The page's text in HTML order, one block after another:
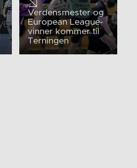
Verdensmester og
European League-
vinner kommer til
Terningen